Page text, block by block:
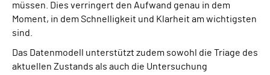
müssen. Dies verringert den Aufwand genau in dem
Moment, in dem Schnelligkeit und Klarheit am wichtigsten
sind.
Das Datenmodell unterstützt zudem sowohl die Triage des
aktuellen Zustands als auch die Untersuchung